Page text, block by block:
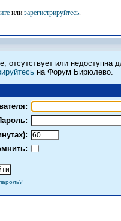
или зарегистрируйтесь.
отсутствует или недоступна
на Форум Бирюлево.